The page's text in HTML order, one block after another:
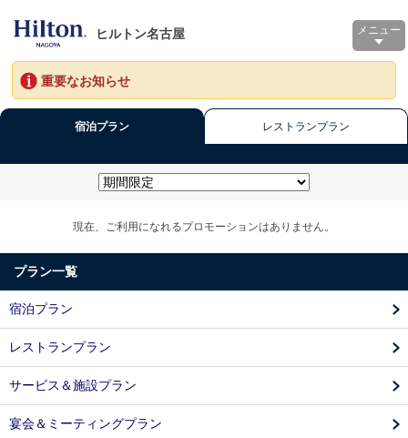
ヒルトン名古屋 メニュー
重要なお知らせ
宿泊プラン レストランプラン
現在、ご利用になれるプロモーションはありません。
プラン一覧
宿泊プラン
レストランプラン
サービス＆施設プラン
宴会＆ミーティングプラン